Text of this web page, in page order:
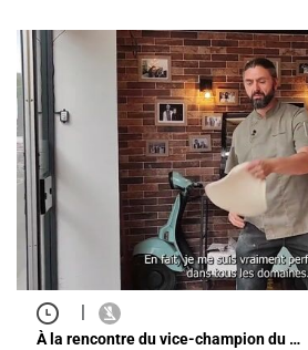
|
À la rencontre du vice-champion du …